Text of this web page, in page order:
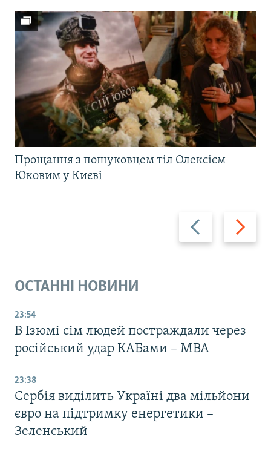
Назад Вперед
Прощання з пошуковцем тіл Олексієм
Юковим у Києві
ОСТАННІ НОВИНИ
23:54
В Ізюмі сім людей постраждали через
російський удар КАБами – МВА
23:38
Сербія виділить Україні два мільйони
євро на підтримку енергетики –
Зеленський